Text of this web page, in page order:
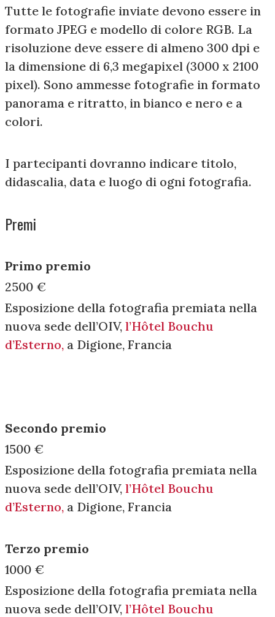
Tutte le fotografie inviate devono essere in
formato JPEG e modello di colore RGB. La
risoluzione deve essere di almeno 300 dpi e
la dimensione di 6,3 megapixel (3000 x 2100
pixel). Sono ammesse fotografie in formato
panorama e ritratto, in bianco e nero e a
colori.
I partecipanti dovranno indicare titolo,
didascalia, data e luogo di ogni fotografia.
Premi
Primo premio
2500 €
Esposizione della fotografia premiata nella
nuova sede dell’OIV, l’Hôtel Bouchu
d’Esterno, a Digione, Francia
Secondo premio
1500 €
Esposizione della fotografia premiata nella
nuova sede dell’OIV, l’Hôtel Bouchu
d’Esterno, a Digione, Francia
Terzo premio
1000 €
Esposizione della fotografia premiata nella
nuova sede dell’OIV, l’Hôtel Bouchu